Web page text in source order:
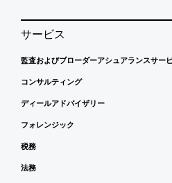
サービス
監査およびブローダーアシュアランスサー
コンサルティング
ディールアドバイザリー
フォレンジック
税務
法務